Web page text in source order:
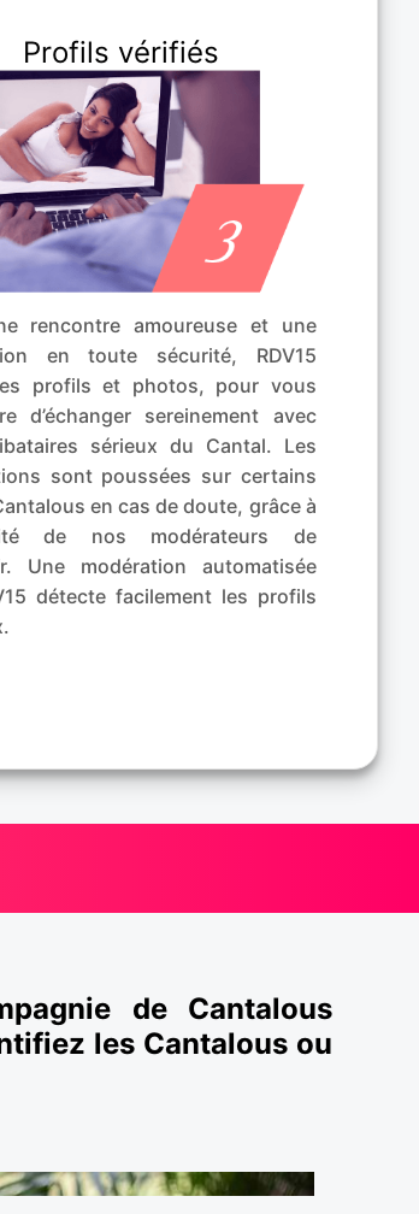
Profils vérifiés
rencontre amoureuse et une
en toute sécurité, RDV15
profils et photos, pour vous
d’échanger sereinement avec
sérieux du Cantal. Les
sont poussées sur certains
en cas de doute, grâce à
de nos modérateurs de
Une modération automatisée
détecte facilement les profils
de Cantalous
les Cantalous ou